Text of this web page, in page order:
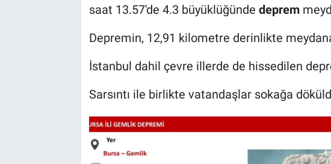
saat 13.57'de 4.3 büyüklüğünde deprem
Depremin, 12,91 kilometre derinlikte
İstanbul dahil çevre illerde de hissedilen
Sarsıntı ile birlikte vatandaşlar sokağa